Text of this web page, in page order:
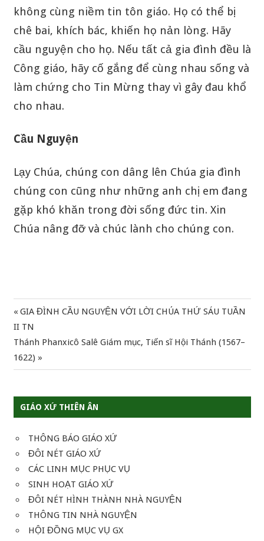
GIÁO XỨ THIÊN ÂN
THÔNG BÁO GIÁO XỨ
ĐÔI NÉT GIÁO XỨ
CÁC LINH MỤC PHỤC VỤ
SINH HOẠT GIÁO XỨ
ĐÔI NÉT HÌNH THÀNH NHÀ NGUYỆN
THÔNG TIN NHÀ NGUYỆN
HỘI ĐỒNG MỤC VỤ GX
không cùng niềm tin tôn giáo. Họ có thể bị
chê bai, khích bác, khiến họ nản lòng. Hãy
cầu nguyện cho họ. Nếu tất cả gia đình đều là
Công giáo, hãy cố gắng để cùng nhau sống và
làm chứng cho Tin Mừng thay vì gây đau khổ
cho nhau.
Cầu Nguyện
Lạy Chúa, chúng con dâng lên Chúa gia đình
chúng con cũng như những anh chị em đang
gặp khó khăn trong đời sống đức tin. Xin
Chúa nâng đỡ và chúc lành cho chúng con.
Điều
hướng
bài
Previous
Post:
GIA ĐÌNH CẦU NGUYỆN VỚI LỜI CHÚA THỨ SÁU TUẦN
II TN
Next
Post:
Thánh Phanxicô Salê Giám mục, Tiến sĩ Hội Thánh (1567–
1622)